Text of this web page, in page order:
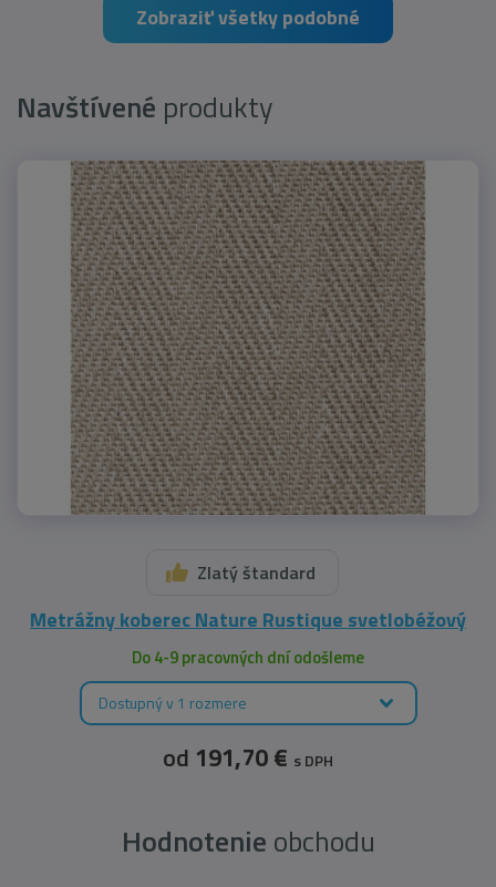
Zobraziť všetky podobné
Navštívené produkty
Zlatý štandard
Metrážny koberec Nature Rustique svetlobéžový
Do 4-9 pracovných dní odošleme
Dostupný v 1 rozmere
od 191,70 € s DPH
Hodnotenie obchodu